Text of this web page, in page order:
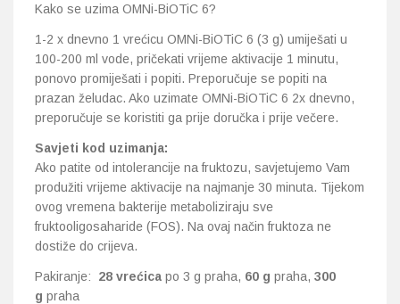
Kako se uzima OMNi-BiOTiC 6?
1-2 x dnevno 1 vrećicu OMNi-BiOTiC 6 (3 g) umiješati u
100-200 ml vode, pričekati vrijeme aktivacije 1 minutu,
ponovo promiješati i popiti. Preporučuje se popiti na
prazan želudac. Ako uzimate OMNi-BiOTiC 6 2x dnevno,
preporučuje se koristiti ga prije doručka i prije večere.
Savjeti kod uzimanja:
Ako patite od intolerancije na fruktozu, savjetujemo Vam
produžiti vrijeme aktivacije na najmanje 30 minuta. Tijekom
ovog vremena bakterije metaboliziraju sve
fruktooligosaharide (FOS). Na ovaj način fruktoza ne
dostiže do crijeva.
Pakiranje: 28 vrećica po 3 g praha, 60 g praha, 300
g praha